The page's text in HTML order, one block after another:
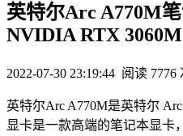
英特尔Arc A770M
NVIDIA RTX 3060M
2022-07-30 23:19:44 阅读 7776
英特尔Arc A770M是英特尔
显卡是一款高端的笔记本显卡